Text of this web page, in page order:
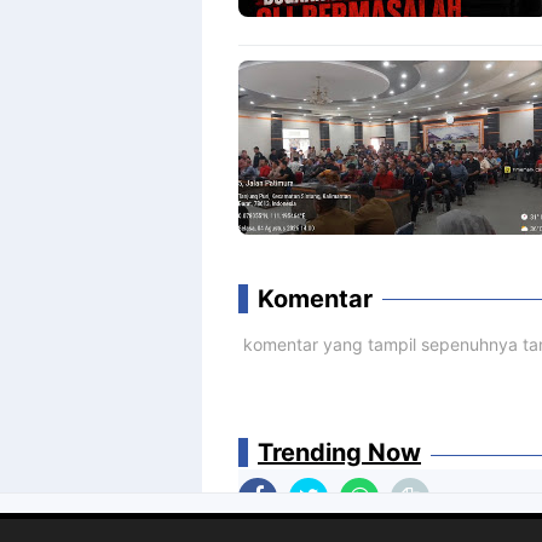
Komentar
komentar yang tampil sepenuhnya
Trending Now